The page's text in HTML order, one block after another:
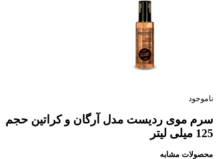
ناموجود
سرم موی ردیست مدل آرگان و کراتین حجم
125 میلی لیتر
محصولات مشابه